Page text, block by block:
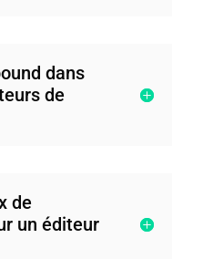
dans
de
de
un éditeur